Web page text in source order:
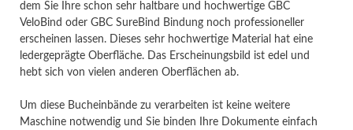
dem Sie Ihre schon sehr haltbare und hochwertige GBC
VeloBind oder GBC SureBind Bindung noch professioneller
erscheinen lassen. Dieses sehr hochwertige Material hat eine
ledergeprägte Oberfläche. Das Erscheinungsbild ist edel und
hebt sich von vielen anderen Oberflächen ab.
Um diese Bucheinbände zu verarbeiten ist keine weitere
Maschine notwendig und Sie binden Ihre Dokumente einfach